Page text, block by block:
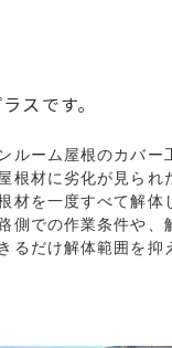
スです。
ルーム屋根のカバー
根材に劣化が見られ
材を一度すべて解体
側での作業条件や、
るだけ解体範囲を抑